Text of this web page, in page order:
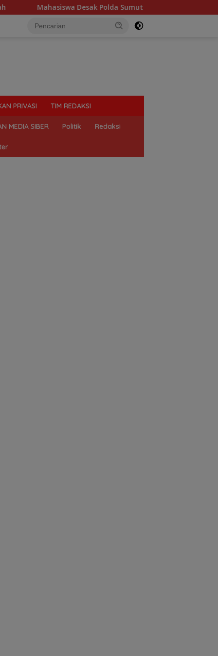
Polda Sumut Tutup Dugaan Lokasi Judi “Las Vegas” di
PRIVASI TIM REDAKSI
MEDIA SIBER Politik Redaksi